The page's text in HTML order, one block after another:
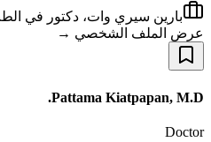
بارين سيري وات، دكتور في
عرض الملف الشخصي →
Pattama Kiatpapan, M.D.
Doctor